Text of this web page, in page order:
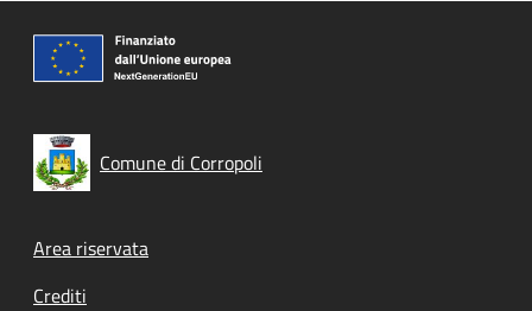
Comune di Corropoli
Footer menu
Area riservata
Crediti